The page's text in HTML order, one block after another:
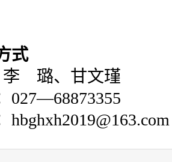
式
李 璐、甘文瑾
027—68873355
hbghxh2019@163.com